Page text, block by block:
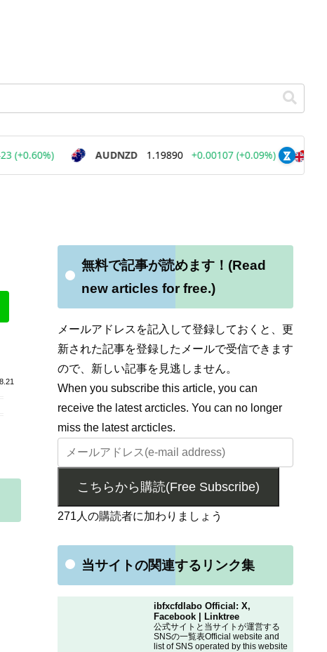
無料で記事が読めます！(Read
new articles for free.)
メールアドレスを記入して登録しておくと、更
新された記事を登録したメールで受信できます
ので、新しい記事を見逃しません。
When you subscribe this article, you can
receive the latest arcticles. You can no longer
miss the latest arcticles.
こちらから購読(Free Subscribe)
271人の購読者に加わりましょう
当サイトの関連するリンク集
ibfxcfdlabo Official: X,
Facebook | Linktree
公式サイトと当サイトが運営する
SNSの一覧表Official website and
list of SNS operated by this website